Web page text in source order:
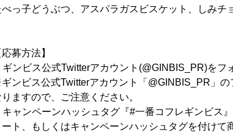
べっ子どうぶつ、アスパラガスビスケット、しみチ
応募方法】
ギンビス公式Twitterアカウント(@GINBIS_PR)をフ
ンビス公式Twitterアカウント「@GINBIS_PR」
りますので、ご注意ください。
キャンペーンハッシュタグ『#一番コフレギンビス
ート、もしくはキャンペーンハッシュタグを付けて